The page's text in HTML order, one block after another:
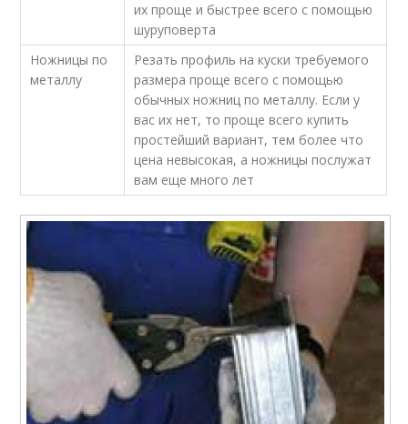
их проще и быстрее всего с помощью
шуруповерта
Ножницы по
металлу
Резать профиль на куски требуемого
размера проще всего с помощью
обычных ножниц по металлу. Если у
вас их нет, то проще всего купить
простейший вариант, тем более что
цена невысокая, а ножницы послужат
вам еще много лет